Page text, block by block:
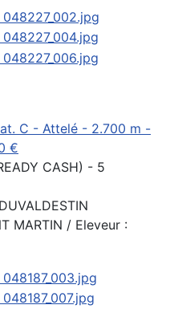
C - Attelé - 2.700 m -
€
CASH) - 5
MARTIN / Eleveur :